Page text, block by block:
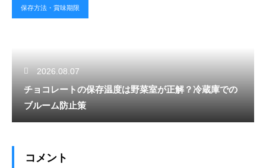
保存方法・賞味期限
2026.08.07
チョコレートの保存温度は野菜室が正解？冷蔵庫での
ブルーム防止策
コメント